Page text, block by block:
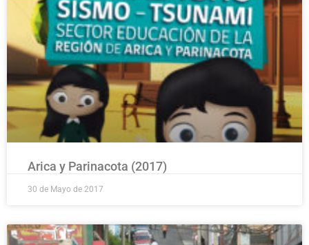
Arica y Parinacota (2017)
30 de Mayo de 2017